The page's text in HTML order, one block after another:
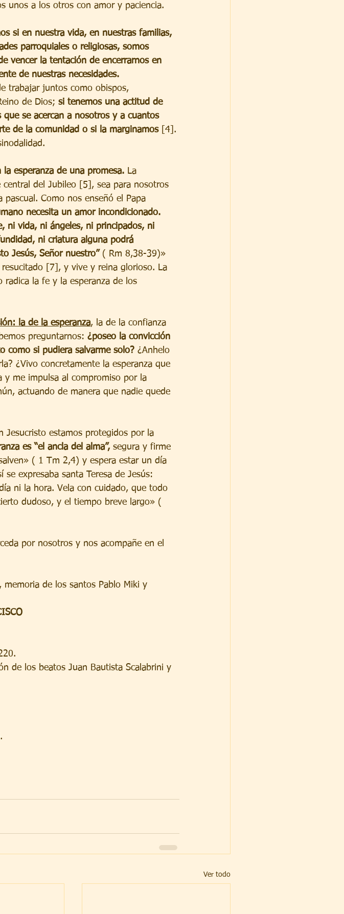
unos a los otros con amor y paciencia.
si en nuestra vida, en nuestras familias,
parroquiales o religiosas, somos
vencer la tentación de encerrarnos en
de nuestras necesidades.
trabajar juntos como obispos,
de Dios; si tenemos una actitud de
se acercan a nosotros y a cuantos
de la comunidad o si la marginamos [4].
esperanza de una promesa. La
del Jubileo [5], sea para nosotros
Como nos enseñó el Papa
necesita un amor incondicionado.
ni vida, ni ángeles, ni principados, ni
ni criatura alguna podrá
Jesús, Señor nuestro” ( Rm 8,38-39)»
[7], y vive y reina glorioso. La
la fe y la esperanza de los
la de la esperanza, la de la confianza
preguntarnos: ¿poseo la convicción
como si pudiera salvarme solo? ¿Anhelo
¿Vivo concretamente la esperanza que
y me impulsa al compromiso por la
actuando de manera que nadie quede
Jesucristo estamos protegidos por la
es “el ancla del alma”, segura y firme
( 1 Tm 2,4) y espera estar un día
expresaba santa Teresa de Jesús:
ni la hora. Vela con cuidado, que todo
dudoso, y el tiempo breve largo» (
por nosotros y nos acompañe en el
memoria de los santos Pablo Miki y
de los beatos Juan Bautista Scalabrini y
Ver todo